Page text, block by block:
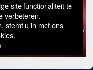
site functionaliteit te
verbeteren.
stemt u in met ons